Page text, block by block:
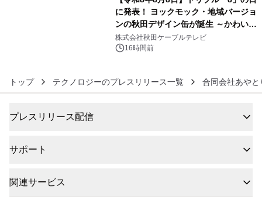
に発表！ ヨックモック・地域バージョ
ンの秋田デザイン缶が誕生 ～かわいい
秋田犬の子犬と秋田の四季と名所を巡
るパッケージ～ 9月1日(火)秋田県内で
株式会社秋田ケーブルテレビ
16時間前
トップ テクノロジーのプレスリリース一覧 合同会社あやと
プレスリリース配信
サポート
関連サービス